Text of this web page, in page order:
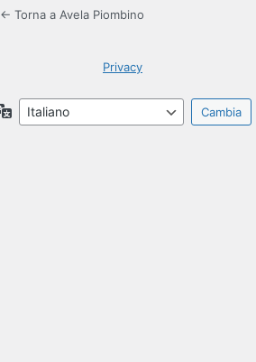
← Torna a Avela Piombino
Privacy
Lingua